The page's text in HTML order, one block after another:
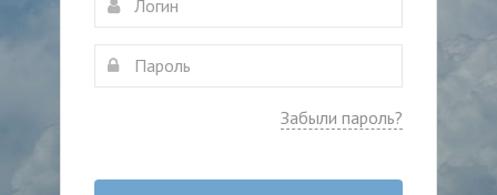
Забыли пароль?